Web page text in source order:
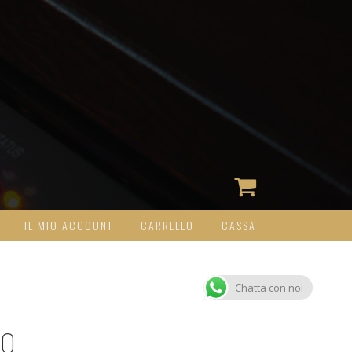
IL MIO ACCOUNT CARRELLO CASSA
Chatta con noi